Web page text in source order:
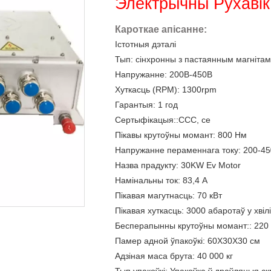
Электрычны
Кароткае апісанне:
Істотныя дэталі
Тып: сінхронны з пастаянным
Напружанне: 200В-450В
Хуткасць (RPM): 1300rpm
Гарантыя: 1 год
Сертыфікацыя::CCC, ce
Пікавы крутоўны момант: 800 Нм
Напружанне пераменнага току: 200-
Назва прадукту: 30KW Ev Motor
Намінальны ток: 83,4 А
Пікавая магутнасць: 70 кВт
Пікавая хуткасць: 3000 абаротаў у
Бесперапынны крутоўны момант::
Памер адной ўпакоўкі: 60X30X30 см
Адзіная маса брута: 40 000 кг